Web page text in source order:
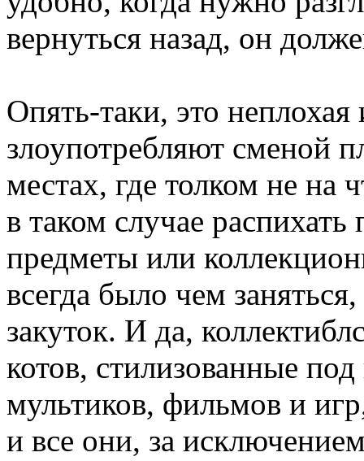
вернуться назад, он
Опять-таки, это неплохая
злоупотребляют сменой
местах, где толком не на
в таком случае
предметы или
всегда было чем
закуток. И да,
котов, стилизованные
мультиков, фильмов и
и все они, за